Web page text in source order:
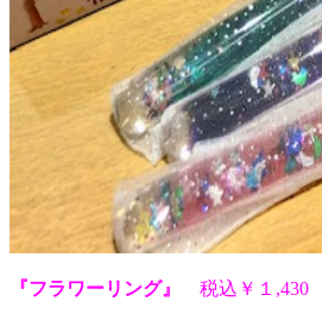
『フラワーリング』 税込￥１,430